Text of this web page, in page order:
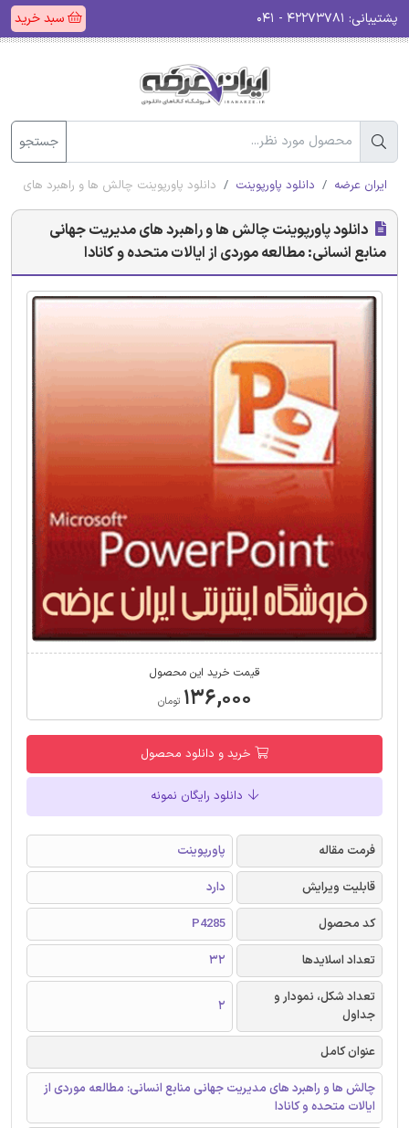
پشتیبانی: سبد خرید
جستجو
ایران عرضه دانلود پاورپوینت دانلود پاورپوینت چالش ها و راهبرد های
دانلود پاورپوینت چالش ها و راهبرد های مدیریت جهانی
منابع انسانی: مطالعه موردی از ایالات متحده و کانادا
قیمت خرید این محصول
۱۳۶,۰۰۰ تومان
خرید و دانلود محصول
دانلود رایگان نمونه
فرمت مقاله
پاورپوینت
قابلیت ویرایش
دارد
کد محصول
P4285
تعداد اسلایدها
32
تعداد شکل، نمودار و
جداول
2
عنوان کامل
چالش ها و راهبرد های مدیریت جهانی منابع انسانی: مطالعه موردی از
ایالات متحده و کانادا